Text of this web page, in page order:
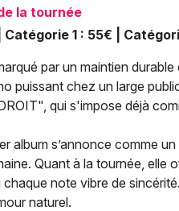
la tournée
1 : 55€ |
par un maintien
puissant chez un large
qui s'impose déjà
album s’annonce comme
Quant à la tournée, elle
note vibre de
naturel.